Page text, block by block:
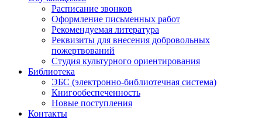
Расписание звонков
Оформление письменных работ
Рекомендуемая литература
Реквизиты для внесения добровольных
пожертвований
Студия культурного ориентирования
Библиотека
ЭБС (электронно-библиотечная система)
Книгообеспеченность
Новые поступления
Контакты